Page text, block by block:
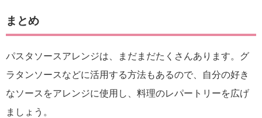
まとめ
パスタソースアレンジは、まだまだたくさんあります。グ
ラタンソースなどに活用する方法もあるので、自分の好き
なソースをアレンジに使用し、料理のレパートリーを広げ
ましょう。